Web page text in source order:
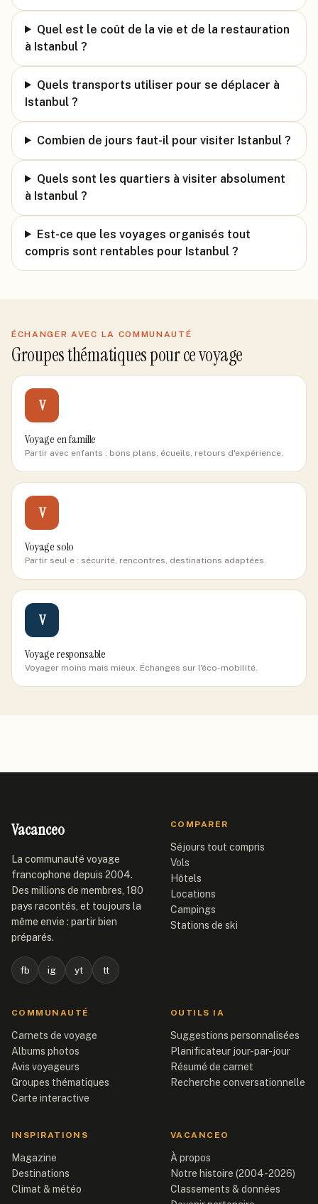
Quel est le coût de la vie et de la restauration
à Istanbul ?
Quels transports utiliser pour se déplacer à
Istanbul ?
Combien de jours faut-il pour visiter Istanbul ?
Quels sont les quartiers à visiter absolument
à Istanbul ?
Est-ce que les voyages organisés tout
compris sont rentables pour Istanbul ?
ÉCHANGER AVEC LA COMMUNAUTÉ
Groupes thématiques pour ce voyage
V
Voyage en famille
Partir avec enfants : bons plans, écueils, retours d'expérience.
V
Voyage solo
Partir seul·e : sécurité, rencontres, destinations adaptées.
V
Voyage responsable
Voyager moins mais mieux. Échanges sur l'éco-mobilité.
Vacanceo
La communauté voyage
francophone depuis 2004.
Des millions de membres, 180
pays racontés, et toujours la
même envie : partir bien
préparés.
fb ig yt tt
COMPARER
Séjours tout compris
Vols
Hôtels
Locations
Campings
Stations de ski
COMMUNAUTÉ
Carnets de voyage
Albums photos
Avis voyageurs
Groupes thématiques
Carte interactive
OUTILS IA
Suggestions personnalisées
Planificateur jour-par-jour
Résumé de carnet
Recherche conversationnelle
INSPIRATIONS
Magazine
Destinations
Climat & météo
VACANCEO
À propos
Notre histoire (2004-2026)
Classements & données